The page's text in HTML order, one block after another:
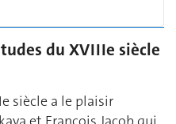
du XVIIIe siècle
siècle a le plaisir